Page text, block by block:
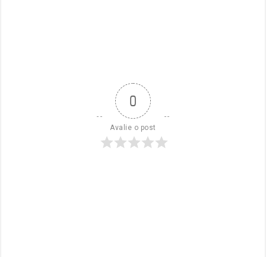
0
Avalie o post